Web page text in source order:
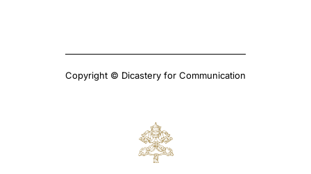
Copyright © Dicastery for Communication